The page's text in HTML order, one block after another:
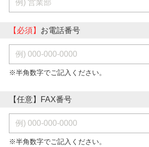
【必須】 お電話番号
※半角数字でご記入ください。
【任意】FAX番号
※半角数字でご記入ください。